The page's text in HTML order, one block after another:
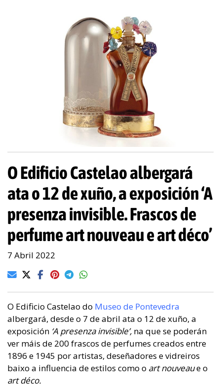
O Edificio Castelao albergará
ata o 12 de xuño, a exposición ‘A
presenza invisible. Frascos de
perfume art nouveau e art déco’
7 Abril 2022
O Edificio Castelao do Museo de Pontevedra
albergará, desde o 7 de abril ata o 12 de xuño, a
exposición ‘A presenza invisible’, na que se poderán
ver máis de 200 frascos de perfumes creados entre
1896 e 1945 por artistas, deseñadores e vidreiros
baixo a influencia de estilos como o art nouveaue o
art déco.